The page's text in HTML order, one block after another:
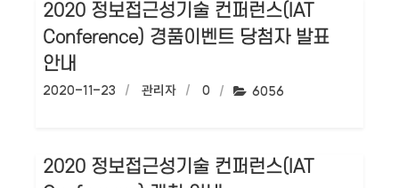
2020 정보접근성기술 컨퍼런스(IAT
Conference) 경품이벤트 당첨자 발표
안내
작성일:
2020-11-23 작성자:
관리자 댓글수:
0 조회수:
6056
2020 정보접근성기술 컨퍼런스(IAT